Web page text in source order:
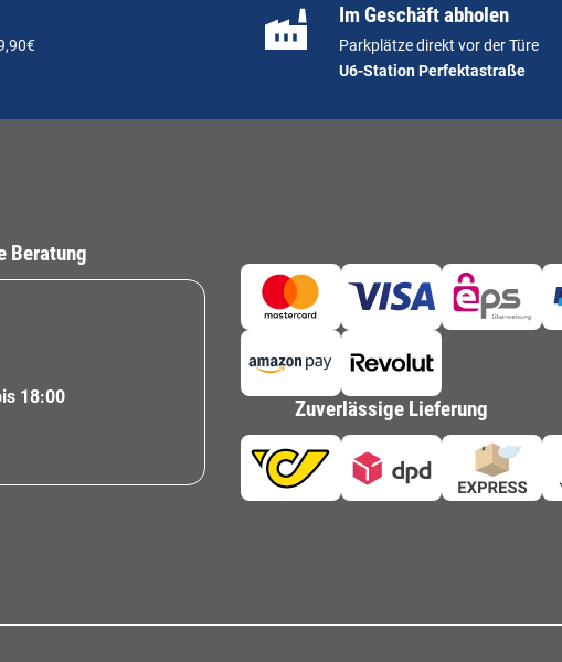
Im Geschäft abholen
Parkplätze direkt vor der Türe
U6-Station Perfektastraße
Beratung
18:00
Zuverlässige Lieferung